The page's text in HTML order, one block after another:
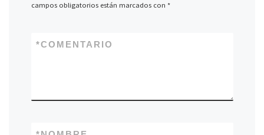
campos obligatorios están marcados con *
COMENTARIO
*